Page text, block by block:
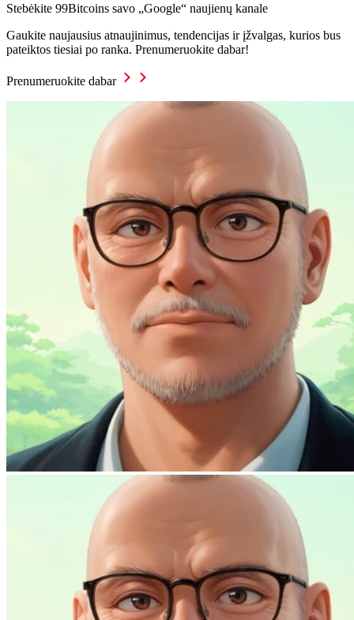
Stebėkite 99Bitcoins savo „Google“ naujienų kanale
Gaukite naujausius atnaujinimus, tendencijas ir įžvalgas, kurios bus
pateiktos tiesiai po ranka. Prenumeruokite dabar!
Prenumeruokite dabar